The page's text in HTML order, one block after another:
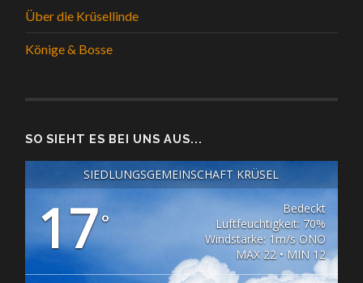
Über die Krüsellinde
Könige & Bosse
SO SIEHT ES BEI UNS AUS...
SIEDLUNGSGEMEINSCHAFT KRÜSEL
17°
Bedeckt
Luftfeuchtigkeit: 70%
Windstärke: 1m/s ONO
MAX 22 • MIN 12